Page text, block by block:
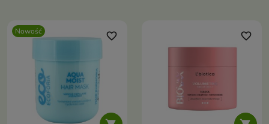
Nowość favorite_border favorite_border